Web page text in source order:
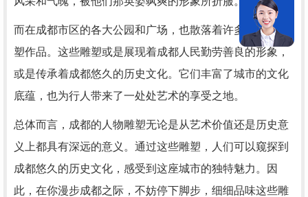
而在成都市区的各大公园和广场，也散落着许多优美的雕
塑作品。这些雕塑或是展现着成都人民勤劳善良的形象，
或是传承着成都悠久的历史文化。它们丰富了城市的文化
底蕴，也为行人带来了一处处艺术的享受之地。
总体而言，成都的人物雕塑无论是从艺术价值还是历史意
义上都具有深远的意义。通过这些雕塑，人们可以窥探到
成都悠久的历史文化，感受到这座城市的独特魅力。因
此，在你漫步成都之际，不妨停下脚步，细细品味这些雕